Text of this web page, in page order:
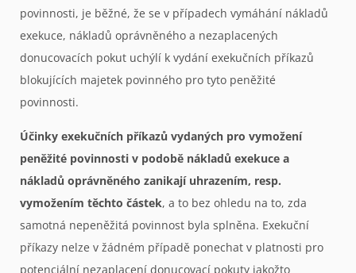
povinnosti, je běžné, že se v případech vymáhání nákladů
exekuce, nákladů oprávněného a nezaplacených
donucovacích pokut uchýlí k vydání exekučních příkazů
blokujících majetek povinného pro tyto peněžité
povinnosti.
Účinky exekučních příkazů vydaných pro vymožení
peněžité povinnosti v podobě nákladů exekuce a
nákladů oprávněného zanikají uhrazením, resp.
vymožením těchto částek, a to bez ohledu na to, zda
samotná nepeněžitá povinnost byla splněna. Exekuční
příkazy nelze v žádném případě ponechat v platnosti pro
potenciální nezaplacení donucovací pokuty jakožto